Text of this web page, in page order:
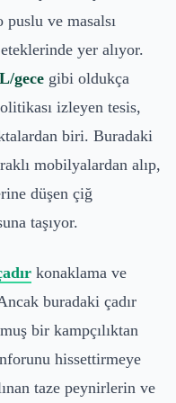
ve masalsı
yer alıyor.
gece gibi oldukça
izleyen tesis,
biri. Buradaki
mobilyalardan alıp,
düşen çiğ
taşıyor.
konaklama ve
buradaki çadır
bir kampçılıktan
hissettirmeye
taze peynirlerin ve